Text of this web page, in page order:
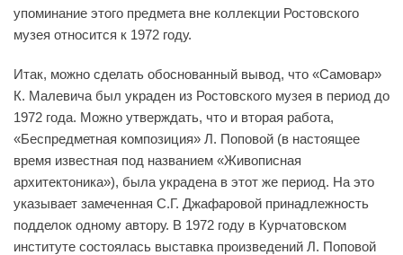
упоминание этого предмета вне коллекции Ростовского
музея относится к 1972 году.
Итак, можно сделать обоснованный вывод, что «Самовар»
К. Малевича был украден из Ростовского музея в период до
1972 года. Можно утверждать, что и вторая работа,
«Беспредметная композиция» Л. Поповой (в настоящее
время известная под названием «Живописная
архитектоника»), была украдена в этот же период. На это
указывает замеченная С.Г. Джафаровой принадлежность
подделок одному автору. В 1972 году в Курчатовском
институте состоялась выставка произведений Л. Поповой